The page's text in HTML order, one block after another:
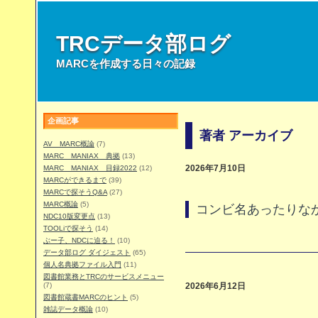
TRCデータ部ログ
MARCを作成する日々の記録
企画記事
AV MARC概論 (7)
MARC MANIAX 典拠 (13)
MARC MANIAX 目録2022 (12)
MARCができるまで (39)
MARCで探そうQ&A (27)
MARC概論 (5)
NDC10版変更点 (13)
TOOLiで探そう (14)
ぶー子、NDCに迫る！
(10)
データ部ログ ダイジェスト (65)
個人名典拠ファイル入門 (11)
図書館業務とTRCのサービスメニュー
(7)
図書館蔵書MARCのヒント (5)
雑誌データ概論 (10)
著者 アーカイブ
2026年7月10日
コンビ名あったり
2026年6月12日